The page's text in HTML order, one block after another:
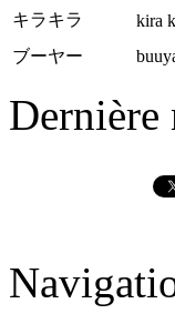
キラキラ
kira
ブーヤー